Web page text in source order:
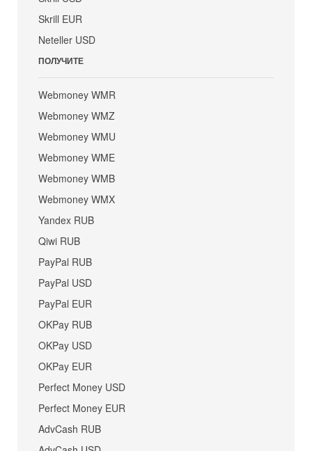
Skrill EUR
Neteller USD
ПОЛУЧИТЕ
Webmoney WMR
Webmoney WMZ
Webmoney WMU
Webmoney WME
Webmoney WMB
Webmoney WMX
Yandex RUB
Qiwi RUB
PayPal RUB
PayPal USD
PayPal EUR
OKPay RUB
OKPay USD
OKPay EUR
Perfect Money USD
Perfect Money EUR
AdvCash RUB